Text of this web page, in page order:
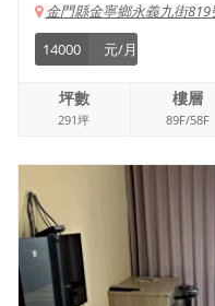
金門縣金寧鄉永義九街819
14000
元/月
坪數
291坪
樓層
89F/58F